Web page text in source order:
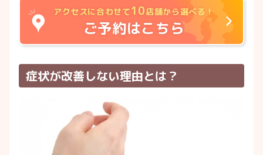
アクセスに合わせて10店舗から選べる！
ご予約はこちら
症状が改善しない理由とは？